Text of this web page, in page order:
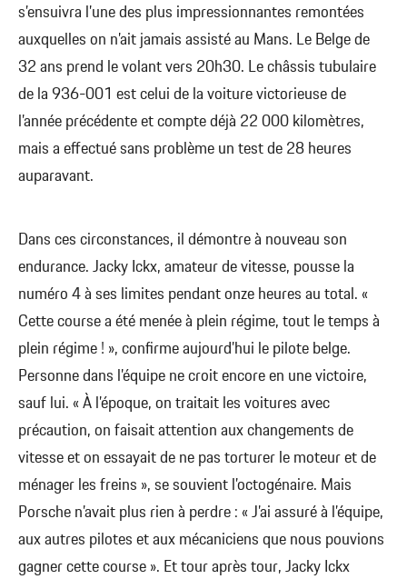
s’ensuivra l’une des plus impressionnantes remontées
auxquelles on n’ait jamais assisté au Mans. Le Belge de
32 ans prend le volant vers 20h30. Le châssis tubulaire
de la 936-001 est celui de la voiture victorieuse de
l’année précédente et compte déjà 22 000 kilomètres,
mais a effectué sans problème un test de 28 heures
auparavant.
Dans ces circonstances, il démontre à nouveau son
endurance. Jacky Ickx, amateur de vitesse, pousse la
numéro 4 à ses limites pendant onze heures au total. «
Cette course a été menée à plein régime, tout le temps à
plein régime ! », confirme aujourd’hui le pilote belge.
Personne dans l’équipe ne croit encore en une victoire,
sauf lui. « À l’époque, on traitait les voitures avec
précaution, on faisait attention aux changements de
vitesse et on essayait de ne pas torturer le moteur et de
ménager les freins », se souvient l’octogénaire. Mais
Porsche n’avait plus rien à perdre : « J’ai assuré à l’équipe,
aux autres pilotes et aux mécaniciens que nous pouvions
gagner cette course ». Et tour après tour, Jacky Ickx